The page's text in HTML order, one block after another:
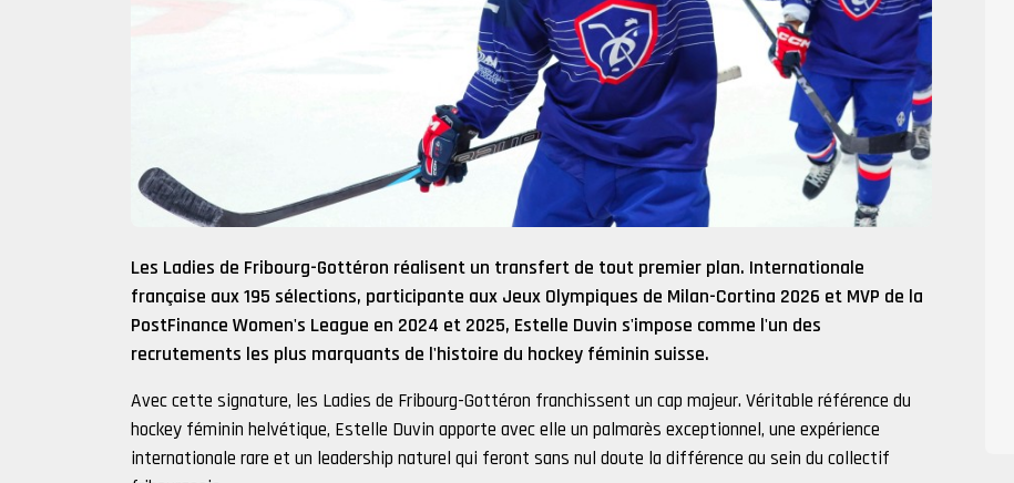
Les Ladies de Fribourg-Gottéron réalisent un transfert de tout premier plan. Internationale
française aux 195 sélections, participante aux Jeux Olympiques de Milan-Cortina 2026 et MVP de la
PostFinance Women's League en 2024 et 2025, Estelle Duvin s'impose comme l'un des
recrutements les plus marquants de l'histoire du hockey féminin suisse.
Avec cette signature, les Ladies de Fribourg-Gottéron franchissent un cap majeur. Véritable référence du
hockey féminin helvétique, Estelle Duvin apporte avec elle un palmarès exceptionnel, une expérience
internationale rare et un leadership naturel qui feront sans nul doute la différence au sein du collectif